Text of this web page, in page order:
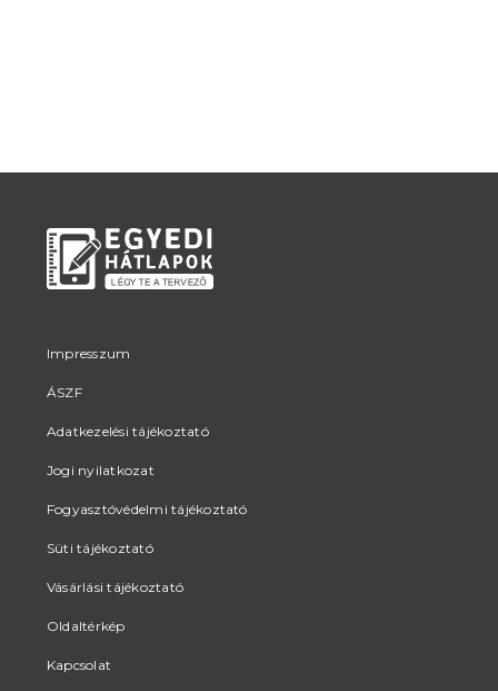
Impresszum
ÁSZF
Adatkezelési tájékoztató
Jogi nyilatkozat
Fogyasztóvédelmi tájékoztató
Süti tájékoztató
Vásárlási tájékoztató
Oldaltérkép
Kapcsolat